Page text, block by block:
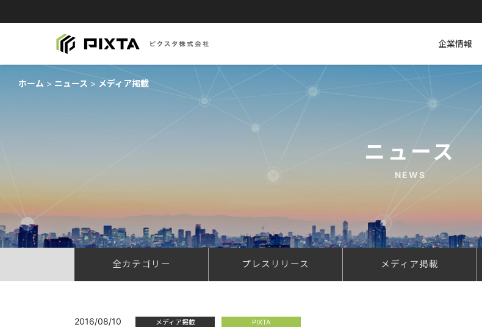
企業情報
ホーム ニュース メディア掲載
ニュース
NEWS
全カテゴリー プレスリリース メディア掲載
2016/08/10 メディア掲載 PIXTA